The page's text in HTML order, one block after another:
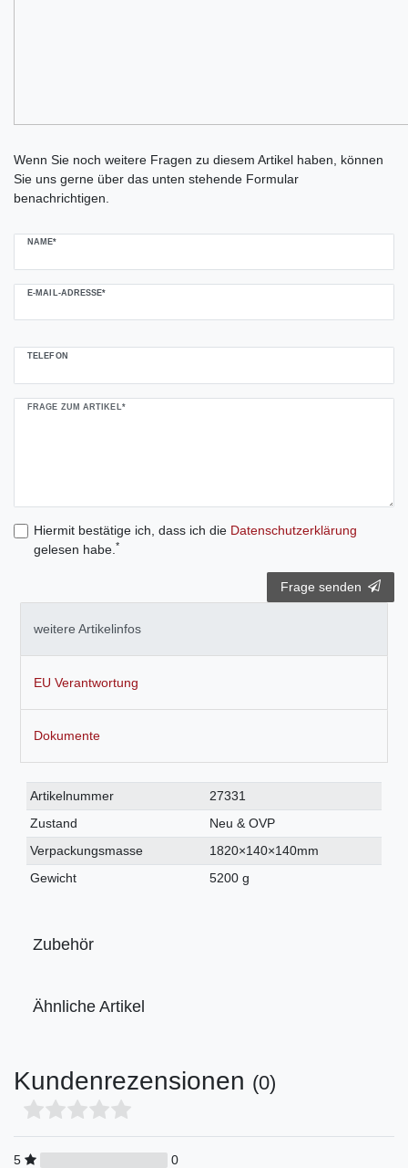
Wenn Sie noch weitere Fragen zu diesem Artikel haben, können
Sie uns gerne über das unten stehende Formular
benachrichtigen.
NAME*
E-MAIL-ADRESSE*
TELEFON
FRAGE ZUM ARTIKEL*
Hiermit bestätige ich, dass ich die Daten­schutz­erklärung
gelesen habe. *
Frage senden
weitere Artikelinfos
EU Verantwortung
Dokumente
Technisches
Merkmal
Wert
Artikelnummer
27331
Zustand
Neu & OVP
Verpackungsmasse
1820×140×140mm
Gewicht
5200 g
Zubehör
Ähnliche Artikel
Kundenrezensionen (0)
5
0